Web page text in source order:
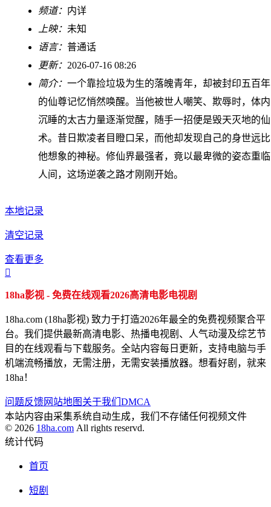
频道： 内详
上映： 未知
语言： 普通话
更新： 2026-07-16 08:26
简介： 一个靠捡垃圾为生的落魄青年，却被封印五百年
的仙尊记忆悄然唤醒。当他被世人嘲笑、欺辱时，体内
沉睡的太古力量逐渐觉醒，随手一招便是毁天灭地的仙
术。昔日欺凌者目瞪口呆，而他却发现自己的身世远比
他想象的神秘。修仙界最强者，竟以最卑微的姿态重临
人间，这场逆袭之路才刚刚开始。
本地记录
清空记录
查看更多

18ha影视 - 免费在线观看2026高清电影电视剧
18ha.com (18ha影视) 致力于打造2026年最全的免费视频聚合平
台。我们提供最新高清电影、热播电视剧、人气动漫及综艺节
目的在线观看与下载服务。全站内容每日更新，支持电脑与手
机端流畅播放，无需注册，无需安装播放器。想看好剧，就来
18ha！
问题反馈网站地图 关于我们 DMCA
本站内容由采集系统自动生成，我们不存储任何视频文件
© 2026 18ha.com All rights reservd.
统计代码
首页
短剧